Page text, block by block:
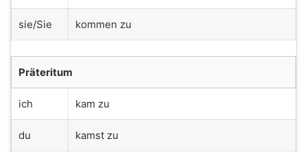
sie/Sie kommen zu
Präteritum
ich kam zu
du kamst zu